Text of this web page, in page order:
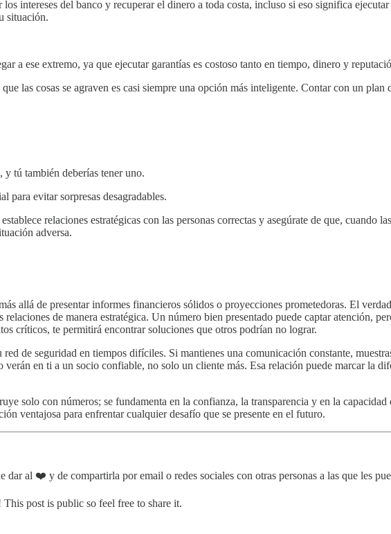
intereses del banco y recuperar el dinero a toda costa, incluso si eso significa
situación.
a ese extremo, ya que ejecutar garantías es costoso tanto en tiempo, dinero y
las cosas se agraven es casi siempre una opción más inteligente. Contar con un
y tú también deberías tener uno.
para evitar sorpresas desagradables.
relaciones estratégicas con las personas correctas y asegúrate de que, cuando
adversa.
allá de presentar informes financieros sólidos o proyecciones prometedoras. El
de manera estratégica. Un número bien presentado puede captar atención,
críticos, te permitirá encontrar soluciones que otros podrían no lograr.
de seguridad en tiempos difíciles. Si mantienes una comunicación constante,
en ti a un socio confiable, no solo un cliente más. Esa relación puede marcar la
solo con números; se fundamenta en la confianza, la transparencia y en la
ventajosa para enfrentar cualquier desafío que se presente en el futuro.
dar al ❤️ y de compartirla por email o redes sociales con otras personas a las que les
post is public so feel free to share it.